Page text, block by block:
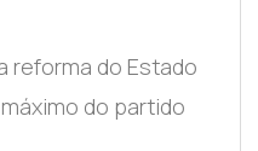
reforma do Estado
do partido